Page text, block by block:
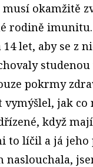
musí okamžitě
rodině
14 let, aby se z
studenou
pokrmy
jak co
když
to líčil a já jeho
naslouchala,